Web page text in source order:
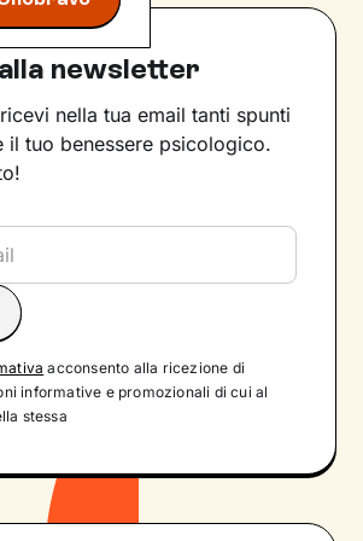
newsletter
nella tua email tanti spunti
il tuo benessere psicologico.
acconsento alla ricezione di
informative e promozionali di cui al
stessa